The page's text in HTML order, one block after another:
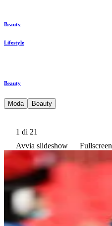
Beauty
Lifestyle
Beauty
Moda Beauty
1 di 21
Avvia slideshow
Fullscreen